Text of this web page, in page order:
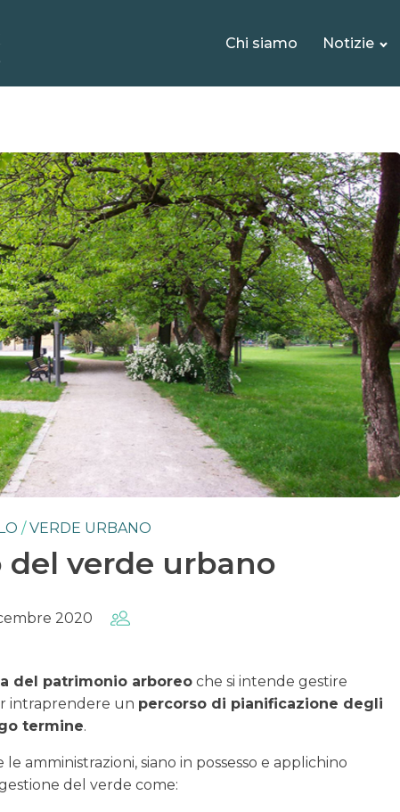
Chi siamo Notizie
/ VERDE URBANO
verde urbano
2020
del patrimonio arboreo che si intende gestire
intraprendere un percorso di pianificazione degli
termine.
amministrazioni, siano in possesso e applichino
del verde come: